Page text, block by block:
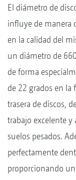
El diámetro de
influye de manera
en la calidad del
un diámetro de
de forma
de 22 grados en la
trasera de discos,
trabajo excelente
suelos pesados.
perfectamente
proporcionando